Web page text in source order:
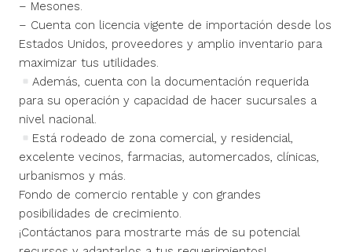
– Mesones.
– Cuenta con licencia vigente de importación desde los
Estados Unidos, proveedores y amplio inventario para
maximizar tus utilidades.
Además, cuenta con la documentación requerida
para su operación y capacidad de hacer sucursales a
nivel nacional.
Está rodeado de zona comercial, y residencial,
excelente vecinos, farmacias, automercados, clínicas,
urbanismos y más.
Fondo de comercio rentable y con grandes
posibilidades de crecimiento.
¡Contáctanos para mostrarte más de su potencial